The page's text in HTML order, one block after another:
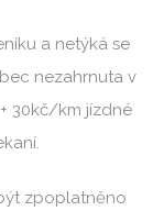
a netýká se
nezahrnuta v
30kč/km jízdné
zpoplatněno